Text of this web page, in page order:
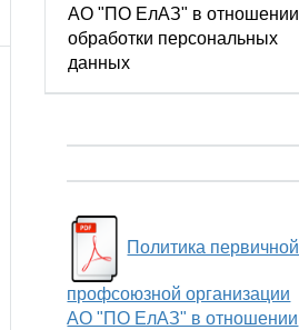
АО "ПО ЕлАЗ" в отношении
обработки персональных
данных
Политика первичной
профсоюзной организации
АО "ПО ЕлАЗ" в отношении